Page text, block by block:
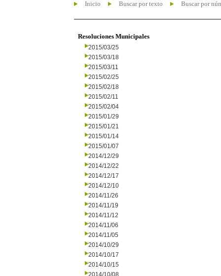
Inicio Buscar por texto Buscar por
Resoluciones Municipales
2015/03/25
2015/03/18
2015/03/11
2015/02/25
2015/02/18
2015/02/11
2015/02/04
2015/01/29
2015/01/21
2015/01/14
2015/01/07
2014/12/29
2014/12/22
2014/12/17
2014/12/10
2014/11/26
2014/11/19
2014/11/12
2014/11/06
2014/11/05
2014/10/29
2014/10/17
2014/10/15
2014/10/08